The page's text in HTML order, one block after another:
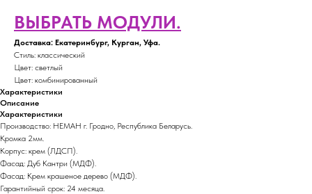
ВЫБРАТЬ МОДУЛИ.
Доставка: Екатеринбург, Курган, Уфа.
Стиль: классический
Цвет: светлый
Цвет: комбинированный
Характеристики
Описание
Характеристики
Производство: НЕМАН г. Гродно, Республика Беларусь.
Кромка 2мм.
Корпус: крем (ЛДСП).
Фасад: Дуб Кантри (МДФ).
Фасад: Крем крашеное дерево (МДФ).
Гарантийный срок: 24 месяца.